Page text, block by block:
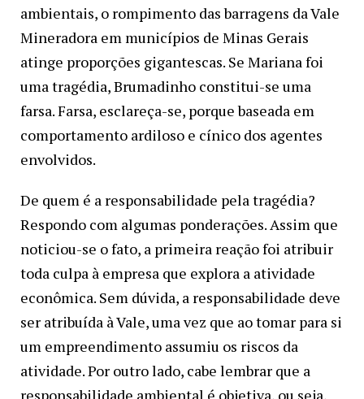
ambientais, o rompimento das barragens da Vale
Mineradora em municípios de Minas Gerais
atinge proporções gigantescas. Se Mariana foi
uma tragédia, Brumadinho constitui-se uma
farsa. Farsa, esclareça-se, porque baseada em
comportamento ardiloso e cínico dos agentes
envolvidos.
De quem é a responsabilidade pela tragédia?
Respondo com algumas ponderações. Assim que
noticiou-se o fato, a primeira reação foi atribuir
toda culpa à empresa que explora a atividade
econômica. Sem dúvida, a responsabilidade deve
ser atribuída à Vale, uma vez que ao tomar para si
um empreendimento assumiu os riscos da
atividade. Por outro lado, cabe lembrar que a
responsabilidade ambiental é objetiva, ou seja,